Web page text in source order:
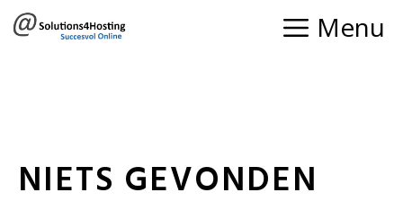
naar
Menu
NIETS GEVONDEN